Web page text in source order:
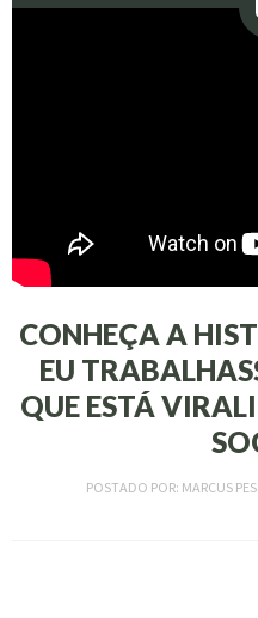
CONHEÇA A
EU
QUE ESTÁ
POSTADO POR: MARCUS